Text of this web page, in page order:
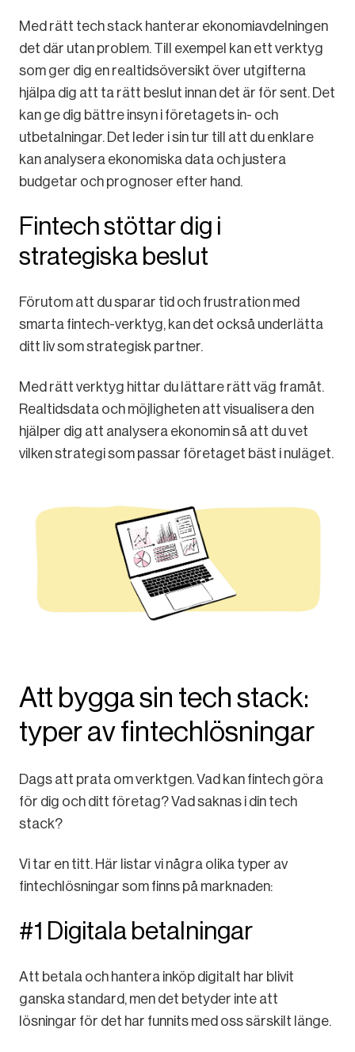
Med rätt tech stack hanterar ekonomiavdelningen
det där utan problem. Till exempel kan ett verktyg
som ger dig en realtidsöversikt över utgifterna
hjälpa dig att ta rätt beslut innan det är för sent. Det
kan ge dig bättre insyn i företagets in- och
utbetalningar. Det leder i sin tur till att du enklare
kan analysera ekonomiska data och justera
budgetar och prognoser efter hand.
Fintech stöttar dig i
strategiska beslut
Förutom att du sparar tid och frustration med
smarta fintech-verktyg, kan det också underlätta
ditt liv som strategisk partner.
Med rätt verktyg hittar du lättare rätt väg framåt.
Realtidsdata och möjligheten att visualisera den
hjälper dig att analysera ekonomin så att du vet
vilken strategi som passar företaget bäst i nuläget.
Att bygga sin tech stack:
typer av fintechlösningar
Dags att prata om verktgen. Vad kan fintech göra
för dig och ditt företag? Vad saknas i din tech
stack?
Vi tar en titt. Här listar vi några olika typer av
fintechlösningar som finns på marknaden:
#1 Digitala betalningar
Att betala och hantera inköp digitalt har blivit
ganska standard, men det betyder inte att
lösningar för det har funnits med oss särskilt länge.